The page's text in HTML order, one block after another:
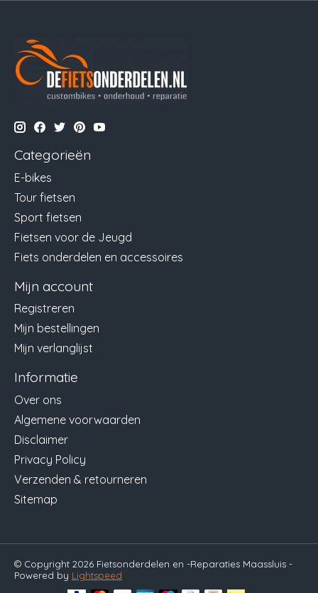
Categorieën
E-bikes
Tour fietsen
Sport fietsen
Fietsen voor de Jeugd
Fiets onderdelen en accessoires
Mijn account
Registreren
Mijn bestellingen
Mijn verlanglijst
Informatie
Over ons
Algemene voorwaarden
Disclaimer
Privacy Policy
Verzenden & retourneren
Sitemap
© Copyright 2026 Fietsonderdelen en -Reparaties Maassluis -
Powered by Lightspeed